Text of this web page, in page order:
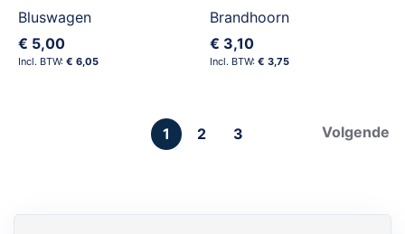
Bluswagen
€ 5,00
€ 6,05
Brandhoorn
€ 3,10
€ 3,75
U
1 Pagina
2 Pagina
3 Pagina
Volgende